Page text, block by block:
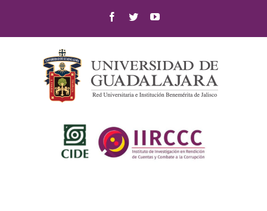
content
Facebook
TwitterYouTube